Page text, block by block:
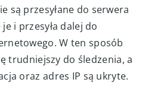
są przesyłane do serwera
i przesyła dalej do
W ten sposób
trudniejszy do śledzenia, a
oraz adres IP są ukryte.